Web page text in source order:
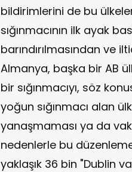
bildirimlerini de bu
sığınmacının ilk ayak
barındırılmasından ve
Almanya, başka bir AB
bir sığınmacıyı, söz
yoğun sığınmacı alan
yanaşmaması ya da
nedenlerle bu
yaklaşık 36 bin "Dublin